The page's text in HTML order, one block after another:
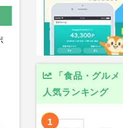
「食品・グル
人気ランキング
1